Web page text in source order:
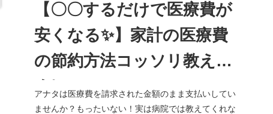
【〇〇するだけで医療費が
安くなる✨】家計の医療費
の節約方法コッソリ教えま
す❗️
アナタは医療費を請求された金額のまま支払いしてい
ませんか？もったいない！実は病院では教えてくれな